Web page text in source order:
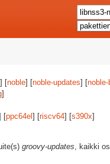
] [noble] [noble-updates] [
]
[ppc64el ] [riscv64] [s390x]
groovy-updates, kaikki